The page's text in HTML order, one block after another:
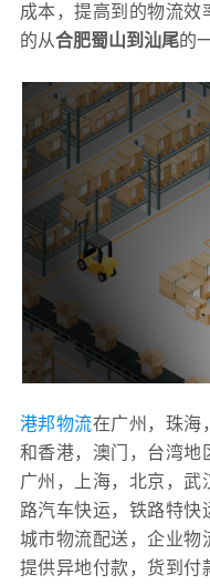
成本，提高到的物流效
的从合肥蜀山到汕尾的
港邦物流在广州，珠海
和香港，澳门，台湾地
广州，上海，北京，武
路汽车快运，铁路特
城市物流配送，企业物
提供异地付款，货到付